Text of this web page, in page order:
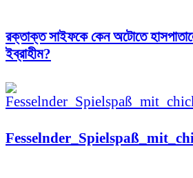
রক্তাক্ত সাইফকে কেন অটোতে
ইব্রাহীম?